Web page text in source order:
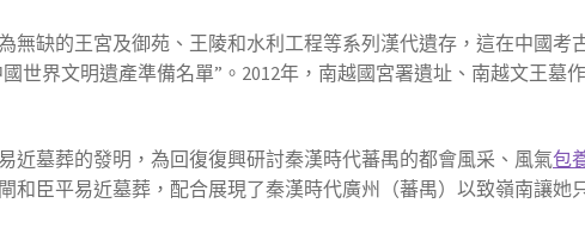
無缺的王宮及御苑、王陵和水利工程等系列漢代遺存，這在中國
世界文明遺產準備名單”。2012年，南越國宮署遺址、南越文王墓
近墓葬的發明，為回復復興研討秦漢時代蕃禺的都會風采、風氣包
和臣平易近墓葬，配合展現了秦漢時代廣州（蕃禺）以致嶺南讓她